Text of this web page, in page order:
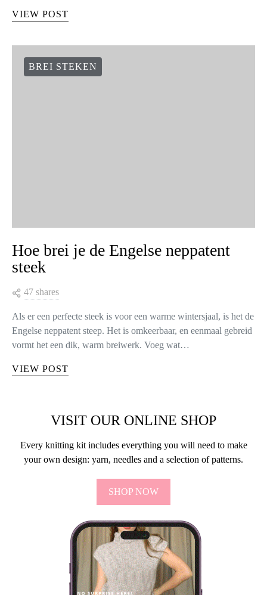
VIEW POST
BREI STEKEN
Hoe brei je de Engelse neppatent
steek
47 shares
Als er een perfecte steek is voor een warme wintersjaal, is het de
Engelse neppatent steep. Het is omkeerbaar, en eenmaal gebreid
vormt het een dik, warm breiwerk. Voeg wat…
VIEW POST
VISIT OUR ONLINE SHOP
Every knitting kit includes everything you will need to make
your own design: yarn, needles and a selection of patterns.
SHOP NOW